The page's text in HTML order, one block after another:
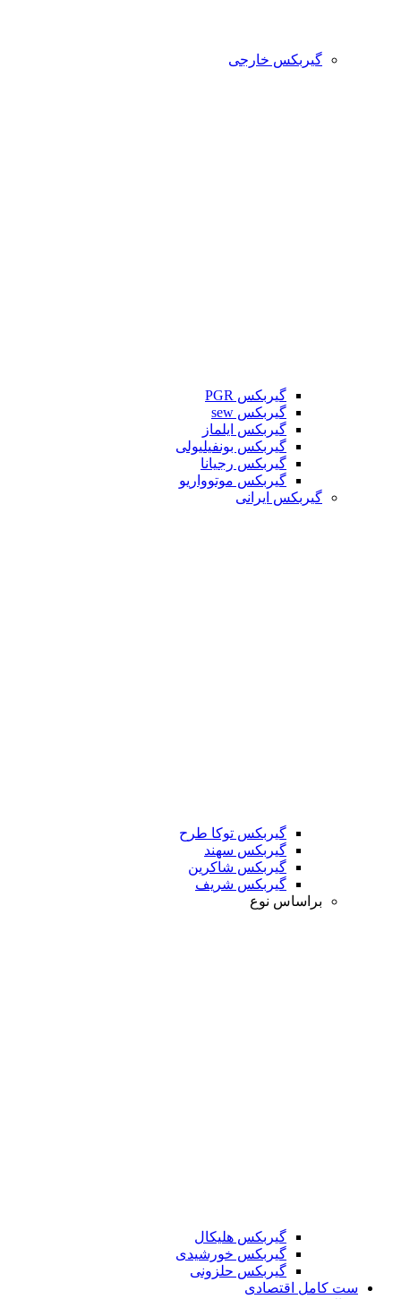
گیربکس خارجی
گیربکس PGR
گیربکس sew
گیربکس ایلماز
گیربکس بونفیلیولی
گیربکس رجیانا
گیربکس موتوواریو
گیربکس ایرانی
گیربکس توکا طرح
گیربکس سهند
گیربکس شاکرین
گیربکس شریف
براساس نوع
گیربکس هلیکال
گیربکس خورشیدی
گیربکس حلزونی
ست کامل اقتصادی